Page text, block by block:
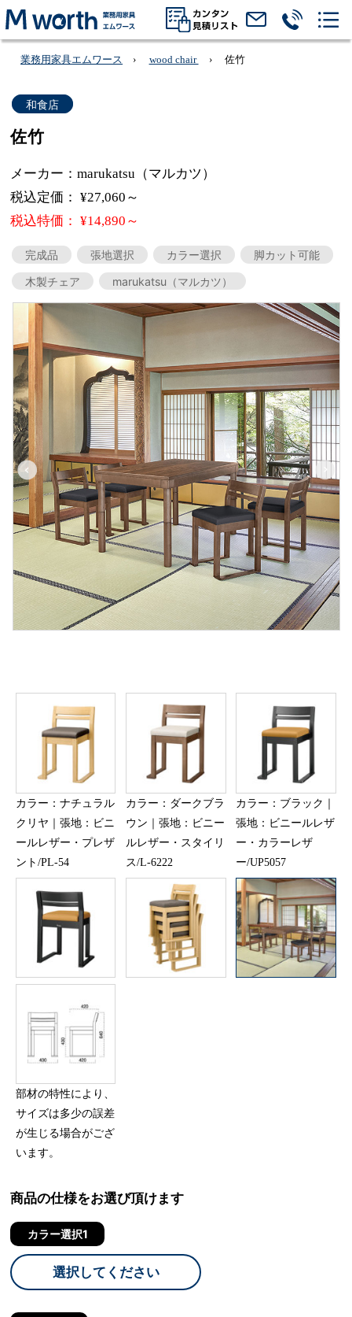
業務用家具エムワース wood chair 佐竹
和食店
佐竹
メーカー：marukatsu（マルカツ）
税込定価： ¥27,060～
税込特価： ¥14,890～
完成品 張地選択 カラー選択
脚カット可能
木製チェア
marukatsu（マルカツ）
カラー：ナチュラル
クリヤ｜張地：ビニ
ールレザー・プレザ
ント/PL-54
カラー：ダークブラ
ウン｜張地：ビニー
ルレザー・スタイリ
ス/L-6222
カラー：ブラック｜
張地：ビニールレザ
ー・カラーレザ
ー/UP5057
部材の特性により、
サイズは多少の誤差
が生じる場合がござ
います。
商品の仕様をお選び頂けます
カラー選択1
選択してください